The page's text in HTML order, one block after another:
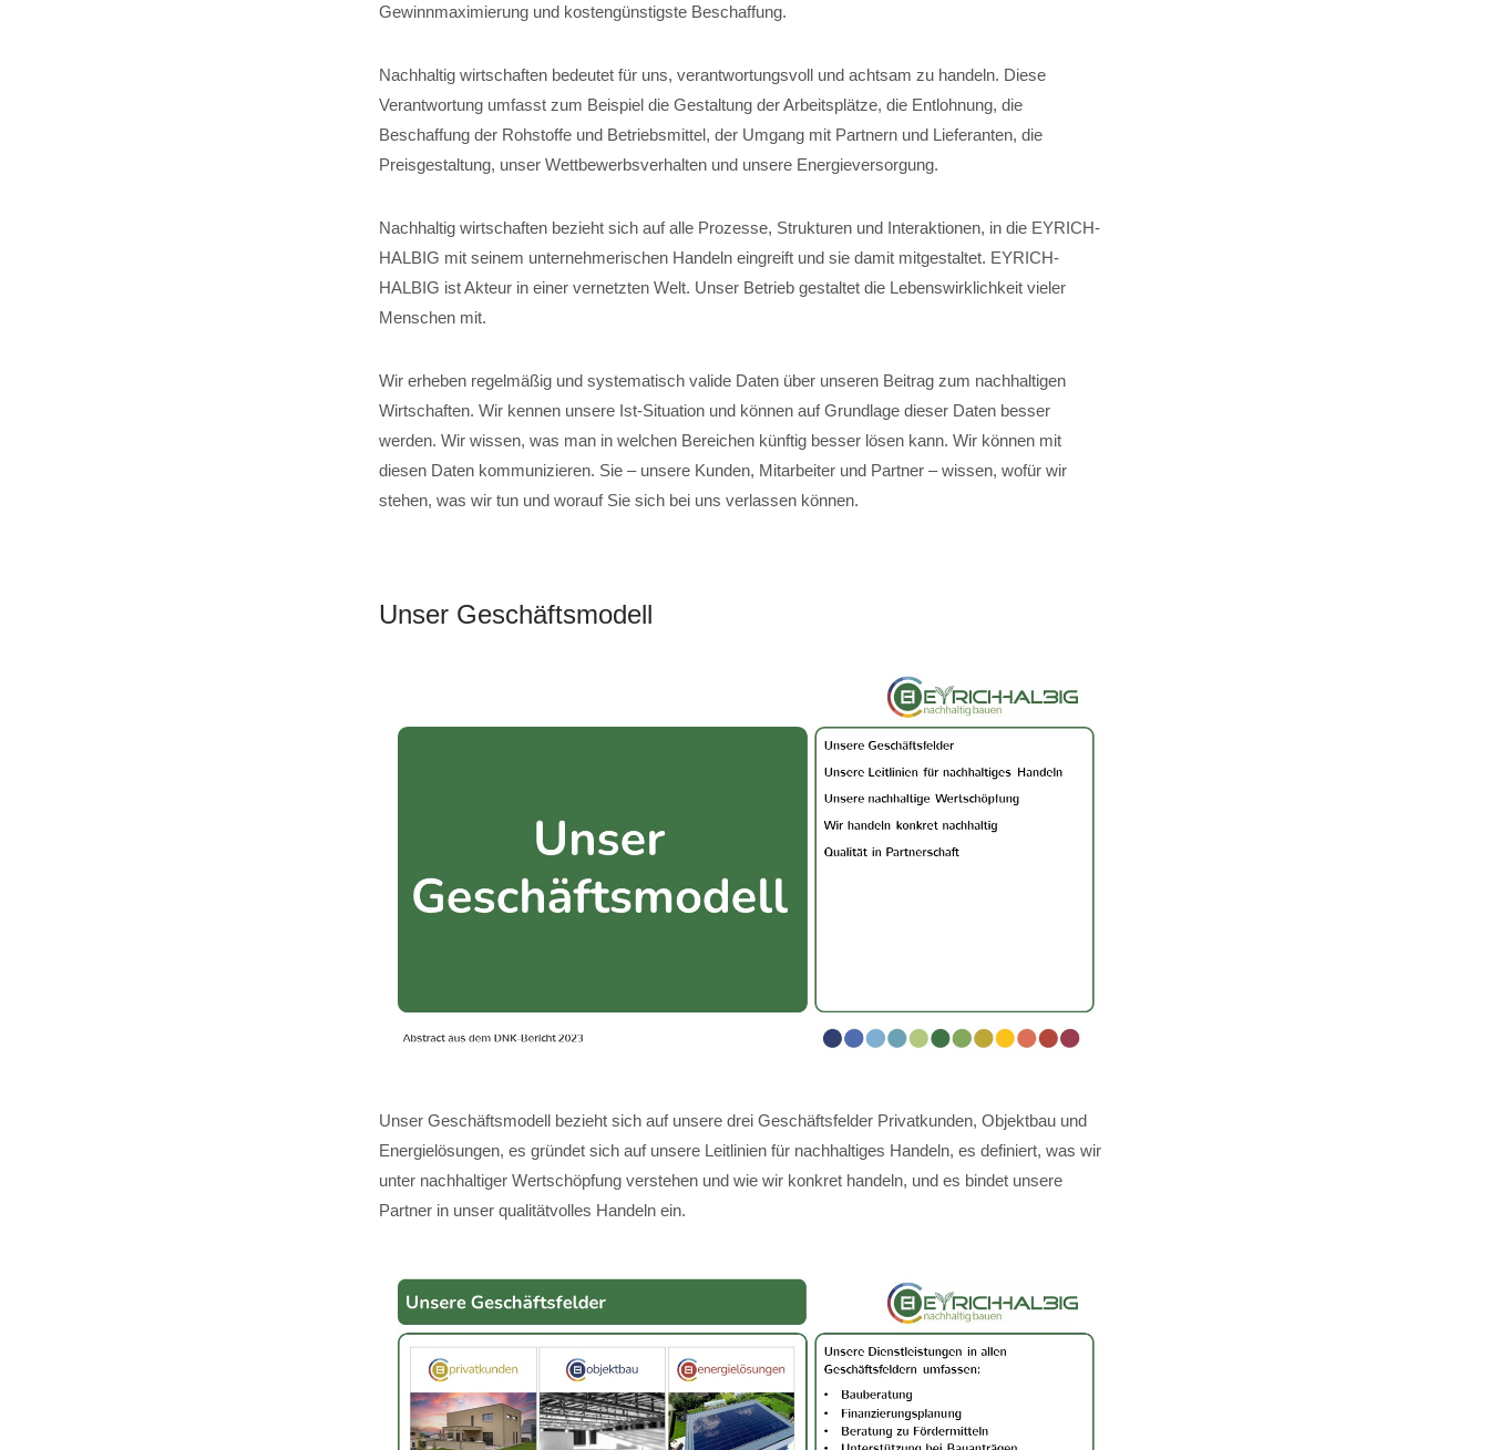
Gewinnmaximierung und kostengünstigste Beschaffung.
Nachhaltig wirtschaften bedeutet für uns, verantwortungsvoll und achtsam zu handeln. Diese
Verantwortung umfasst zum Beispiel die Gestaltung der Arbeitsplätze, die Entlohnung, die
Beschaffung der Rohstoffe und Betriebsmittel, der Umgang mit Partnern und Lieferanten, die
Preisgestaltung, unser Wettbewerbsverhalten und unsere Energieversorgung.
Nachhaltig wirtschaften bezieht sich auf alle Prozesse, Strukturen und Interaktionen, in die EYRICH-
HALBIG mit seinem unternehmerischen Handeln eingreift und sie damit mitgestaltet. EYRICH-
HALBIG ist Akteur in einer vernetzten Welt. Unser Betrieb gestaltet die Lebenswirklichkeit vieler
Menschen mit.
Wir erheben regelmäßig und systematisch valide Daten über unseren Beitrag zum nachhaltigen
Wirtschaften. Wir kennen unsere Ist-Situation und können auf Grundlage dieser Daten besser
werden. Wir wissen, was man in welchen Bereichen künftig besser lösen kann. Wir können mit
diesen Daten kommunizieren. Sie – unsere Kunden, Mitarbeiter und Partner – wissen, wofür wir
stehen, was wir tun und worauf Sie sich bei uns verlassen können.
Unser Geschäftsmodell
Unser Geschäftsmodell bezieht sich auf unsere drei Geschäftsfelder Privatkunden, Objektbau und
Energielösungen, es gründet sich auf unsere Leitlinien für nachhaltiges Handeln, es definiert, was wir
unter nachhaltiger Wertschöpfung verstehen und wie wir konkret handeln, und es bindet unsere
Partner in unser qualitätvolles Handeln ein.